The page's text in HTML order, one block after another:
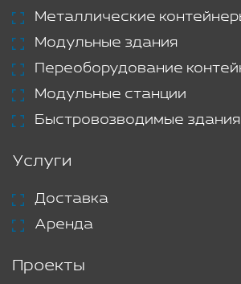
Металлические
Модульные здания
Переоборудование
Модульные станции
Быстровозводимые здания
Услуги
Доставка
Аренда
Проекты